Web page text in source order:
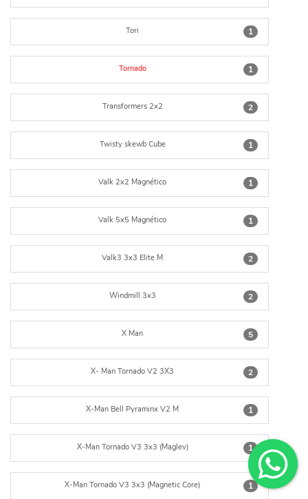
1
Tori
1
Tornado
2
Transformers 2x2
1
Twisty skewb Cube
1
Valk 2x2 Magnético
1
Valk 5x5 Magnético
2
Valk3 3x3 Elite M
2
Windmill 3x3
5
X Man
2
X- Man Tornado V2 3X3
1
X-Man Bell Pyraminx V2 M
1
X-Man Tornado V3 3x3 (Maglev)
1
X-Man Tornado V3 3x3 (Magnetic Core)